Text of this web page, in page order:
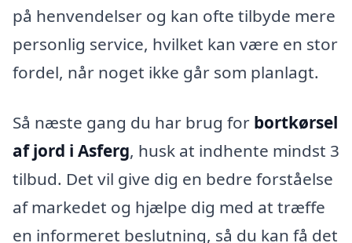
på henvendelser og kan ofte tilbyde mere
personlig service, hvilket kan være en stor
fordel, når noget ikke går som planlagt.
Så næste gang du har brug for bortkørsel
af jord i Asferg, husk at indhente mindst 3
tilbud. Det vil give dig en bedre forståelse
af markedet og hjælpe dig med at træffe
en informeret beslutning, så du kan få det